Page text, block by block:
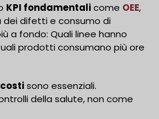
KPI fondamentalicome OEE,
dei difetti e consumo di
a fondo: Quali linee hanno
prodotti consumano più ore
sono essenziali.
della salute, non come